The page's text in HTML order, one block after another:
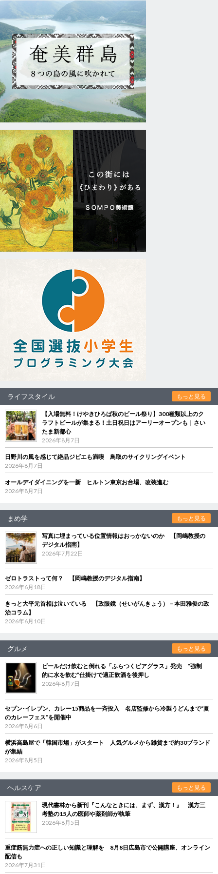
ライフスタイル もっと見る
【入場無料！けやきひろば秋のビール祭り】300種類以上のク
ラフトビールが集まる！土日祝日はアーリーオープンも｜さい
たま新都心
2026年8月7日
日野川の風を感じて絶品ジビエも満喫 鳥取のサイクリングイベント
2026年8月7日
オールデイダイニングを一新 ヒルトン東京お台場、改装進む
2026年8月7日
まめ学 もっと見る
写真に埋まっている位置情報はおっかないのか 【岡嶋教授の
デジタル指南】
2026年7月22日
ゼロトラストって何？ 【岡嶋教授のデジタル指南】
2026年6月18日
きっと大平元首相は泣いている 【政眼鏡（せいがんきょう）－本田雅俊の政
治コラム】
2026年6月10日
グルメ もっと見る
ビールだけ飲むと倒れる「ふらつくビアグラス」発売 “強制
的に水を飲む”仕掛けで適正飲酒を後押し
2026年8月7日
セブン‐イレブン、カレー15商品を一斉投入 名店監修から冷製うどんまで“夏
のカレーフェス”を開催中
2026年8月6日
横浜高島屋で「韓国市場」がスタート 人気グルメから雑貨まで約30ブランド
が集結
2026年8月5日
ヘルスケア もっと見る
現代書林から新刊『こんなときには、まず、漢方！』 漢方三
考塾の15人の医師や薬剤師が執筆
2026年8月5日
重症筋無力症への正しい知識と理解を 8月8日広島市で公開講座、オンライン
配信も
2026年7月31日